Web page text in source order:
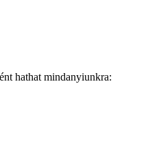
hathat mindanyiunkra: